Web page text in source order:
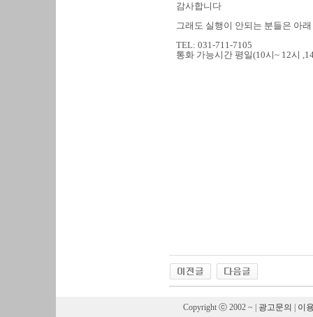
감사합니다
그래도 실행이 안되는 분들은 아
TEL: 031-711-7105
통화 가능시간 평일(10시~ 12시
Copyright ⓒ 2002 ~ | 광고문의
이